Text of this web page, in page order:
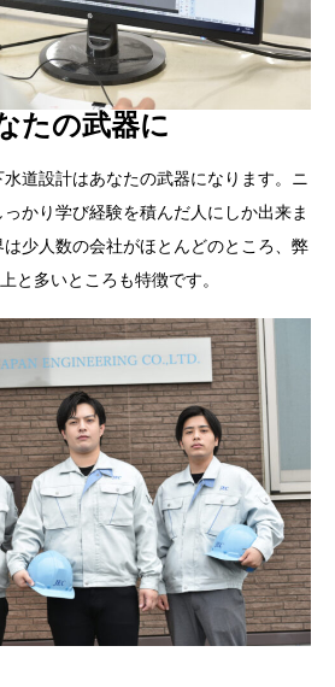
たの武器に
道設計はあなたの武器になります。ニ
かり学び経験を積んだ人にしか出来ま
少人数の会社がほとんどのところ、弊
と多いところも特徴です。